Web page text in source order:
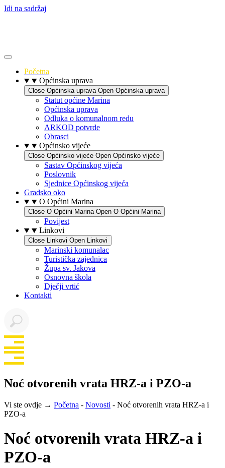
Idi na sadržaj
Početna
Općinska uprava
Close Općinska uprava Open Općinska uprava
Statut općine Marina
Općinska uprava
Odluka o komunalnom redu
ARKOD potvrde
Obrasci
Općinsko vijeće
Close Općinsko vijeće Open Općinsko vijeće
Sastav Općinskog vijeća
Poslovnik
Sjednice Općinskog vijeća
Gradsko oko
O Općini Marina
Close O Općini Marina Open O Općini Marina
Povijest
Linkovi
Close Linkovi Open Linkovi
Marinski komunalac
Turistička zajednica
Župa sv. Jakova
Osnovna škola
Dječji vrtić
Kontakti
Noć otvorenih vrata HRZ-a i PZO-a
Vi ste ovdje → Početna - Novosti - Noć otvorenih vrata HRZ-a i
PZO-a
Noć otvorenih vrata HRZ-a i
PZO-a